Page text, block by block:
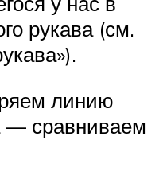
рукава (см.
линию
— сравниваем